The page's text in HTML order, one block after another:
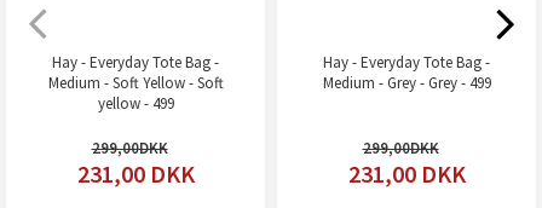
Hay - Everyday Tote Bag -
Medium - Soft Yellow - Soft
yellow - 499
299,00
231,00 DKK
Hay - Everyday Tote Bag -
Medium - Grey - Grey - 499
299,00
231,00 DKK